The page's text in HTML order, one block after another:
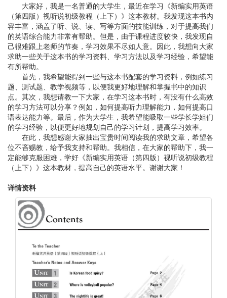
大家好，我是一名普通的大学生，最近在学习《新编实用英语
（第四版）视听说初级教程（上下）》这本教材。我发现这本书内
容丰富，涵盖了听、说、读、写等方面的技能训练，对于提高我们
的英语综合能力非常有帮助。但是，由于课程进度较快，我发现自
己很难跟上老师的节奏，学习效果不尽如人意。因此，我想向大家
求助一些关于这本书的学习资料、学习方法以及学习经验，希望能
有所帮助。
首先，我希望能得到一些与这本书配套的学习资料，例如练习
题、测试题、教学视频等，以便我更好地理解和掌握书中的知识
点。其次，我想请教一下大家，在学习这本书时，有没有什么高效
的学习方法可以分享？例如，如何提高听力理解能力，如何提高口
语表达能力等。最后，作为大学生，我希望能吸取一些学长学姐们
的学习经验，以便更好地规划自己的学习计划，提高学习效率。
在此，我想感谢大家抽出宝贵时间阅读我的求助文章，希望各
位不吝赐教，给予我支持和帮助。我相信，在大家的帮助下，我一
定能够克服困难，学好《新编实用英语（第四版）视听说初级教程
（上下）》这本教材，提高自己的英语水平。谢谢大家！
详情资料